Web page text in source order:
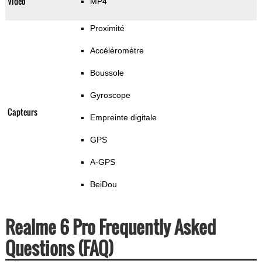
Capteurs
Proximité
Accéléromètre
Boussole
Gyroscope
Empreinte digitale
GPS
A-GPS
BeiDou
Realme 6 Pro Frequently Asked
Questions (FAQ)